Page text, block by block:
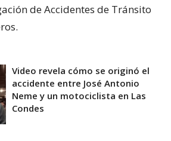
de Accidentes de Tránsito
Video revela cómo se originó el
accidente entre José Antonio
Neme y un motociclista en Las
Condes